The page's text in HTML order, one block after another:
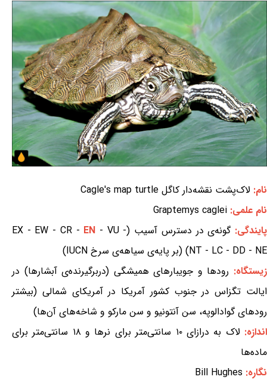
نام: لاک‌پشت نقشه‌دار کاگل Cagle's map turtle
نام علمی: Graptemys caglei
پایندگی:گونه‌ی در دسترس آسیب (EX - EW - CR - EN - VU -
NT - LC - DD - NE) (بر پایه‌ی سیاهه‌ی سرخ IUCN)
زیستگاه: رودها و جویبارهای همیشگی (دربرگیرنده‌ی آبشارها) در
ایالت تگزاس در جنوب کشور آمریکا در آمریکای شمالی (بیشتر
رودهای گوادالوپه، سن آنتونیو و سن مارکو و شاخه‌های آن‌ها)
اندازه:
لاک به درازای ۱۰ سانتی‌متر برای نرها و ۱۸ سانتی‌متر برای
ماده‌ها
نگاره: Bill Hughes